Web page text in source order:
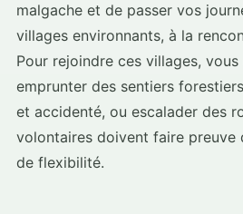
malgache et de passer vos
villages environnants, à la
Pour rejoindre ces villages,
emprunter des sentiers
et accidenté, ou escalader des
volontaires doivent faire preuve
de flexibilité.